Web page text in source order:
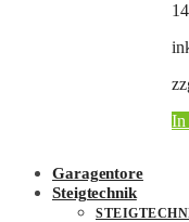
In
Garagentore
Steigtechnik